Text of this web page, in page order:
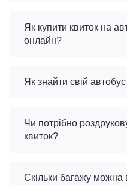
Як купити квиток на
онлайн?
Як знайти свій
Чи потрібно
квиток?
Скільки багажу можна